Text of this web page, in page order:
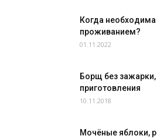
Когда
проживанием?
01.11.2022
Борщ без
приготовления
10.11.2018
Мочёные яблоки,